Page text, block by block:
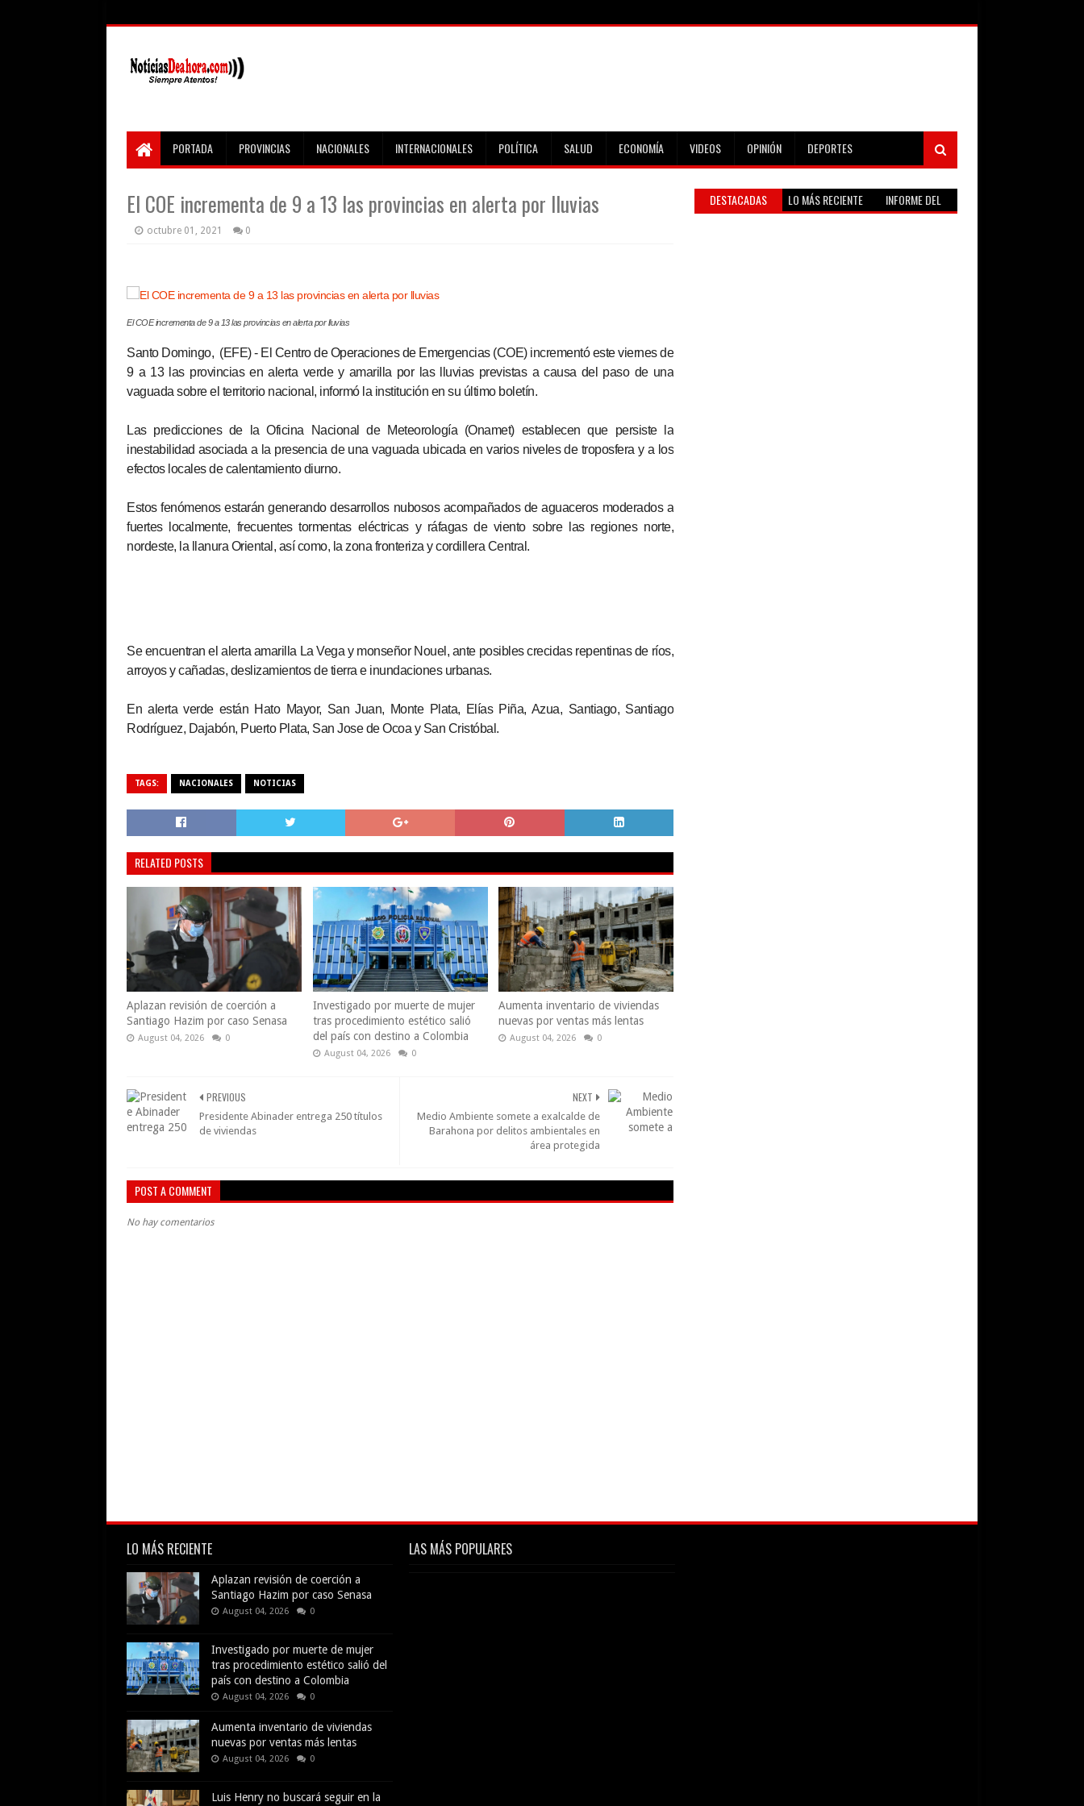
PORTADA PROVINCIAS NACIONALES INTERNACIONALES POLÍTICA SALUD ECONOMÍA VIDEOS OPINIÓN DEPORTES
El COE incrementa de 9 a 13 las provincias en alerta por lluvias
octubre 01, 2021 0
El COE incrementa de 9 a 13 las provincias en alerta por lluvias
Santo Domingo, (EFE) - El Centro de Operaciones de Emergencias (COE) incrementó este viernes de
9 a 13 las provincias en alerta verde y amarilla por las lluvias previstas a causa del paso de una
vaguada sobre el territorio nacional, informó la institución en su último boletín.
Las predicciones de la Oficina Nacional de Meteorología (Onamet) establecen que persiste la
inestabilidad asociada a la presencia de una vaguada ubicada en varios niveles de troposfera y a los
efectos locales de calentamiento diurno.
Estos fenómenos estarán generando desarrollos nubosos acompañados de aguaceros moderados a
fuertes localmente, frecuentes tormentas eléctricas y ráfagas de viento sobre las regiones norte,
nordeste, la llanura Oriental, así como, la zona fronteriza y cordillera Central.
Se encuentran el alerta amarilla La Vega y monseñor Nouel, ante posibles crecidas repentinas de ríos,
arroyos y cañadas, deslizamientos de tierra e inundaciones urbanas.
En alerta verde están Hato Mayor, San Juan, Monte Plata, Elías Piña, Azua, Santiago, Santiago
Rodríguez, Dajabón, Puerto Plata, San Jose de Ocoa y San Cristóbal.
TAGS: NACIONALES NOTICIAS
RELATED POSTS
Aplazan revisión de coerción a
Santiago Hazim por caso Senasa
August 04, 2026 0
Investigado por muerte de mujer
tras procedimiento estético salió
del país con destino a Colombia
August 04, 2026 0
Aumenta inventario de viviendas
nuevas por ventas más lentas
August 04, 2026 0
NEXT
Medio Ambiente somete a exalcalde de
Barahona por delitos ambientales en
área protegida
PREVIOUS
Presidente Abinader entrega 250 títulos
de viviendas
POST A COMMENT
No hay comentarios
DESTACADAS LO MÁS RECIENTE
INFORME DEL
LO MÁS RECIENTE
Aplazan revisión de coerción a
Santiago Hazim por caso Senasa
August 04, 2026 0
Investigado por muerte de mujer
tras procedimiento estético salió del
país con destino a Colombia
August 04, 2026 0
Aumenta inventario de viviendas
nuevas por ventas más lentas
August 04, 2026 0
Luis Henry no buscará seguir en la
LAS MÁS POPULARES